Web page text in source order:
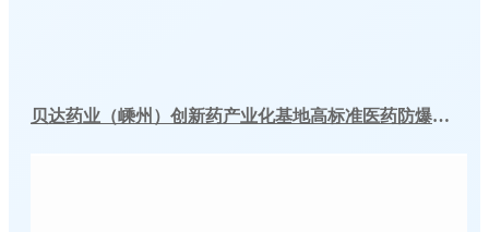
贝达药业（嵊州）创新药产业化基地高标准医药防爆冷库建造工程案例